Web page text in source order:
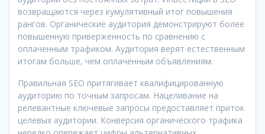
возвращаются через кумулятивный итог повышения
рангов. Органические аудитория демонстрируют более
повышенную приверженность по сравнению с
оплаченным трафиком. Аудитория верят естественным
итогам больше, чем оплаченным объявлениям.
Правильная SEO притягивает квалифицированную
аудиторию по точным запросам. Нацеливание на
релевантные ключевые запросы предоставляет приток
целевых аудитории. Конверсия органического трафика